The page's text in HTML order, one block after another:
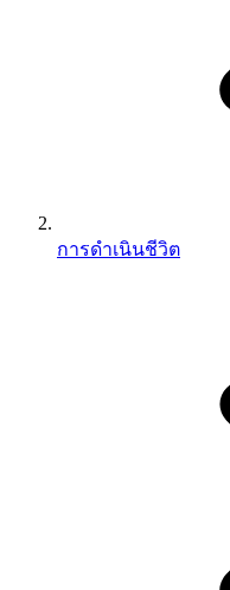
การดำเนินชีวิต